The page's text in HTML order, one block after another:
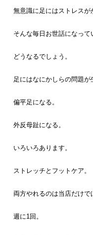
無意識に足にはストレスが
そんな毎日お世話になって
どうなるでしょう。
足にはなにかしらの問題が
偏平足になる。
外反母趾になる。
いろいろあります。
ストレッチとフットケア。
両方やれるのは当店だけで
週に1回。